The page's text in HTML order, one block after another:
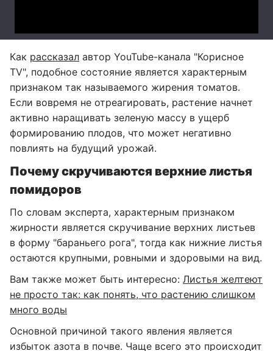
Как рассказал автор YouTube-канала "Корисное
TV", подобное состояние является характерным
признаком так называемого жирения томатов.
Если вовремя не отреагировать, растение начнет
активно наращивать зеленую массу в ущерб
формированию плодов, что может негативно
повлиять на будущий урожай.
Почему скручиваются верхние листья
помидоров
По словам эксперта, характерным признаком
жирности является скручивание верхних листьев
в форму "бараньего рога", тогда как нижние листья
остаются крупными, ровными и здоровыми на вид.
Вам также может быть интересно: Листья желтеют
не просто так: как понять, что растению слишком
много воды
Основной причиной такого явления является
избыток азота в почве. Чаще всего это происходит